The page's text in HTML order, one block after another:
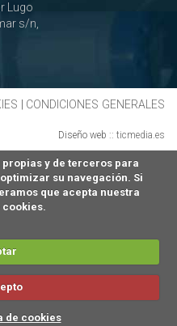
Lugo
s/n,
CONDICIONES GENERALES
Diseño web :: ticmedia.es
y de terceros para
su navegación. Si
que acepta nuestra
de cookies